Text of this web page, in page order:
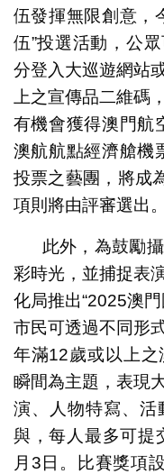
伍發揮無限創意，
伍”投選活動，公
分登入大巡遊網站
上之宣傳品二維碼
有機會獲得澳門航
澳航航點經濟艙機
投票之藝團，將成
項則將由評審選出。
此外，為鼓勵
彩時光，並捕捉表
化局推出“2025澳
市民可透過不同形
年滿12歲或以上
瞬間為主題，表現
演、人物特寫、活
與，每人最多可提
月3日。比賽獎項